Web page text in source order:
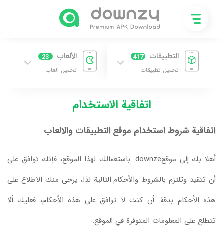
التطبيقات 417
تحميل تطبيقات
الألعاب 23
تحميل العاب
اتفاقية الاستخدام
اتفاقية شروط استخدام موقع التطبيقات والالعاب
أهلا بك إلى موقعdownze. باستعمالك لهذا الموقع، فإنك توافق على
أن تتقيد وتلتزم بالشروط والأحكام التالية لذا، يرجى منك الاطلاع على
هذه الأحكام بدقة. أن كنت لا توافق على هذه الأحكام، فعليك ألا
تتطلع على المعلومات المتوفرة في الموقع.